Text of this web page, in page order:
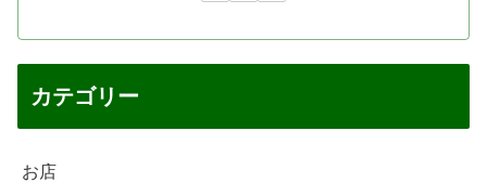
カテゴリー
お店